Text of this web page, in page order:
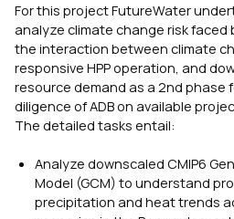
For this project FutureWater
analyze climate change risk faced
the interaction between climate
responsive HPP operation, and
resource demand as a 2nd phase
diligence of ADB on available
The detailed tasks entail:
Analyze downscaled CMIP6
Model (GCM) to understand
precipitation and heat trends